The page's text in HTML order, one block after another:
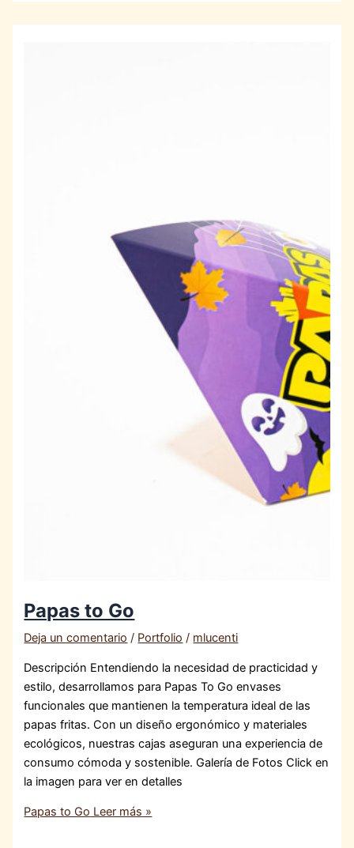
Papas to Go
Deja un comentario / Portfolio / mlucenti
Descripción Entendiendo la necesidad de practicidad y
estilo, desarrollamos para Papas To Go envases
funcionales que mantienen la temperatura ideal de las
papas fritas. Con un diseño ergonómico y materiales
ecológicos, nuestras cajas aseguran una experiencia de
consumo cómoda y sostenible. Galería de Fotos Click en
la imagen para ver en detalles
Papas to Go Leer más »